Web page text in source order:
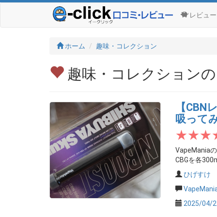
レビュ
ホーム 趣味・コレクション
趣味・コレクション
【CBN
吸って
VapeMania
CBGを各
ひげすけ
2025/04/